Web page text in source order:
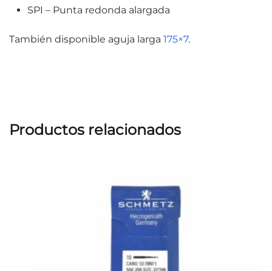
SPI – Punta redonda alargada
También disponible aguja larga 175×7.
Productos relacionados